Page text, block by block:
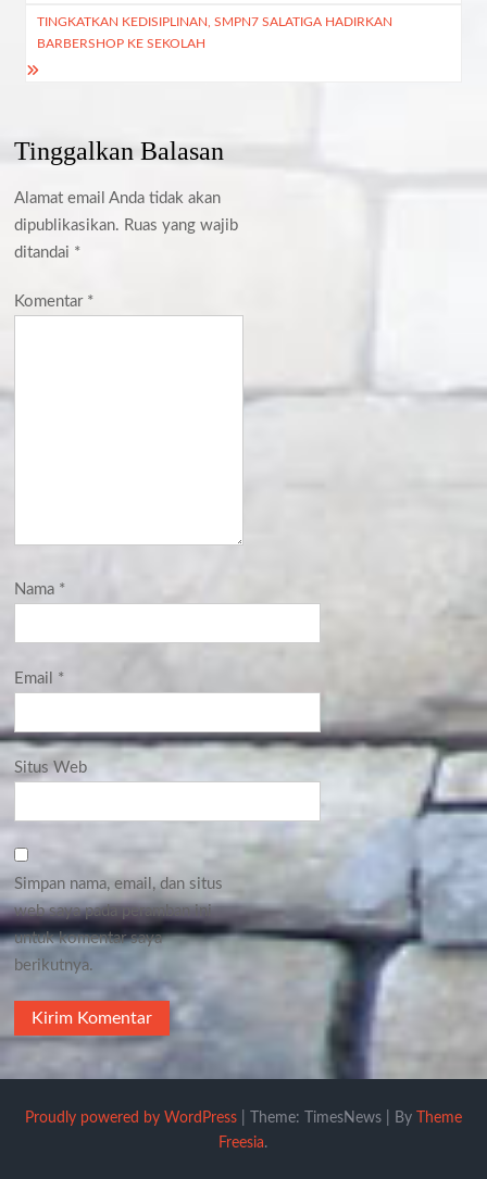
TINGKATKAN KEDISIPLINAN, SMPN7 SALATIGA HADIRKAN
BARBERSHOP KE SEKOLAH
Tinggalkan Balasan
Alamat email Anda tidak akan
dipublikasikan. Ruas yang wajib
ditandai *
Komentar *
Nama *
Email *
Situs Web
Simpan nama, email, dan situs
web saya pada peramban ini
untuk komentar saya
berikutnya.
Proudly powered by WordPress Theme: TimesNews By
Theme
Freesia.